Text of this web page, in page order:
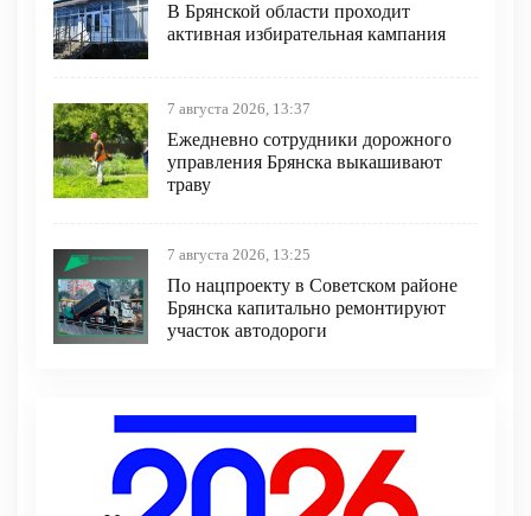
В Брянской области проходит
активная избирательная кампания
7 августа 2026, 13:37
Ежедневно сотрудники дорожного
управления Брянска выкашивают
траву
7 августа 2026, 13:25
По нацпроекту в Советском районе
Брянска капитально ремонтируют
участок автодороги